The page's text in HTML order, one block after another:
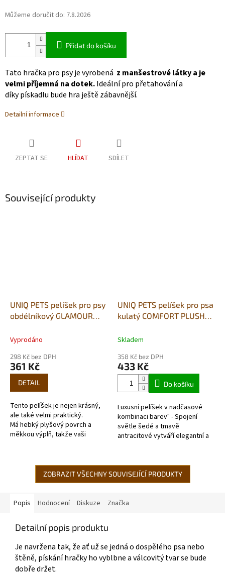
Můžeme doručit do: 7.8.2026
Přidat do košíku
Tato hračka pro psy je vyrobená z manšestrové látky a je
velmi příjemná na dotek.Ideální pro přetahování a
díky pískadlu bude hra ještě zábavnější.
Detailní informace
ZEPTAT SE HLÍDAT SDÍLET
Související produkty
UNIQ PETS pelíšek pro psy
obdélníkový GLAMOUR
50×40×16cm
Vyprodáno
298 Kč bez DPH
361 Kč
DETAIL
Tento pelíšek je nejen krásný,
ale také velmi praktický.
Má hebký plyšový povrch a
měkkou výplň, takže vaši
UNIQ PETS pelíšek pro psa
kulatý COMFORT PLUSH
Skladem
358 Kč bez DPH
433 Kč
Do košíku
Luxusní pelíšek v nadčasové
kombinaci barev" - Spojení
světle šedé a tmavě
antracitové vytváří elegantní a
ZOBRAZIT VŠECHNY SOUVISEJÍCÍ PRODUKTY
Popis Hodnocení Diskuze Značka
Detailní popis produktu
Je navržena tak, že ať už se jedná o dospělého psa nebo
štěně, pískání hračky ho vyblbne a válcovitý tvar se bude
dobře držet.